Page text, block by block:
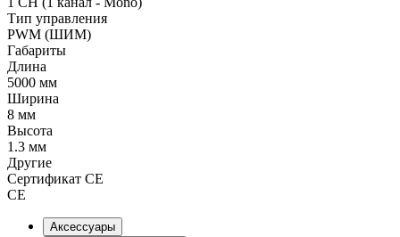
Тип управления
PWM (ШИМ)
Габариты
Длина
5000 мм
Ширина
8 мм
Высота
1.3 мм
Другие
Сертификат CE
CE
Аксессуары